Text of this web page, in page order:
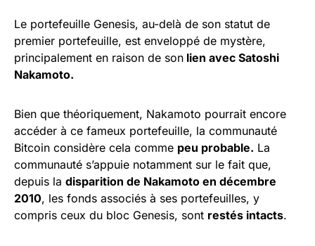
Le portefeuille Genesis, au-delà de son statut de
premier portefeuille, est enveloppé de mystère,
principalement en raison de son lien avec Satoshi
Nakamoto.
Bien que théoriquement, Nakamoto pourrait encore
accéder à ce fameux portefeuille, la communauté
Bitcoin considère cela comme peu probable. La
communauté s’appuie notamment sur le fait que,
depuis la disparition de Nakamoto en décembre
2010, les fonds associés à ses portefeuilles, y
compris ceux du bloc Genesis, sont restés intacts.